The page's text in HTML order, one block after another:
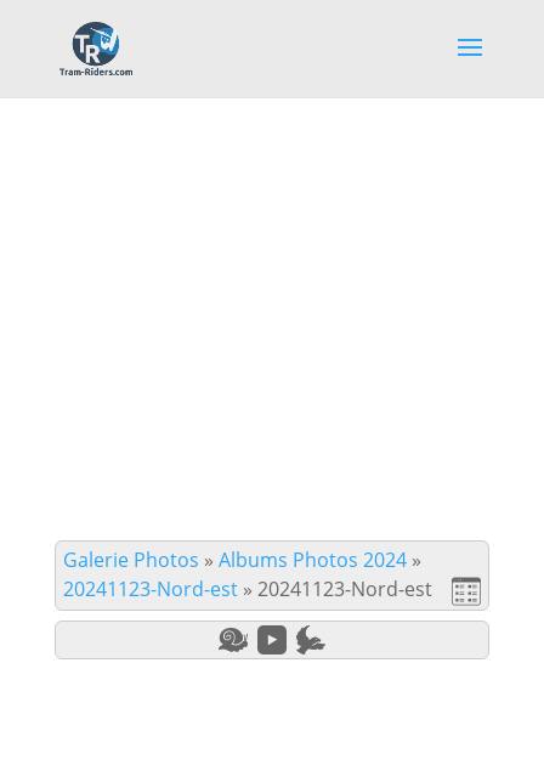
Galerie Photos » Albums Photos 2024»
20241123-Nord-est» 20241123-Nord-est